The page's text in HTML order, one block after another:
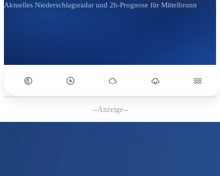
Aktuelles Niederschlagsradar und 2h-Prognose für Mittelbrunn
--Anzeige--